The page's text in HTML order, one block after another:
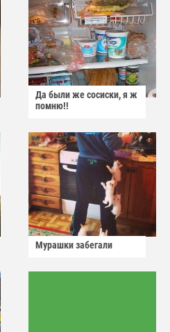
Да были же сосиски, я ж
помню!!
Мурашки забегали